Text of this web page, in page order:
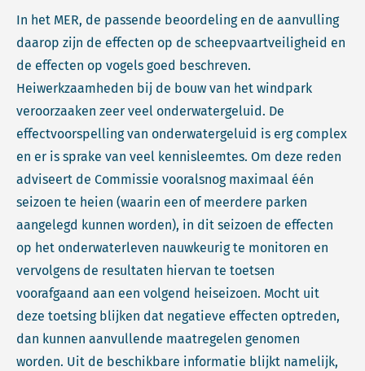
In het MER, de passende beoordeling en de aanvulling
daarop zijn de effecten op de scheepvaartveiligheid en
de effecten op vogels goed beschreven.
Heiwerkzaamheden bij de bouw van het windpark
veroorzaaken zeer veel onderwatergeluid. De
effectvoorspelling van onderwatergeluid is erg complex
en er is sprake van veel kennisleemtes. Om deze reden
adviseert de Commissie vooralsnog maximaal één
seizoen te heien (waarin een of meerdere parken
aangelegd kunnen worden), in dit seizoen de effecten
op het onderwaterleven nauwkeurig te monitoren en
vervolgens de resultaten hiervan te toetsen
voorafgaand aan een volgend heiseizoen. Mocht uit
deze toetsing blijken dat negatieve effecten optreden,
dan kunnen aanvullende maatregelen genomen
worden. Uit de beschikbare informatie blijkt namelijk,